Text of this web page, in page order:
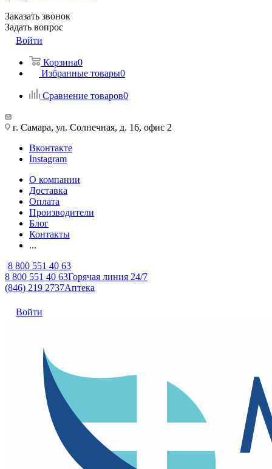
Заказать звонок
Задать вопрос
Войти
Корзина0
Избранные товары0
Сравнение товаров0
г. Самара, ул. Солнечная, д. 16, офис 2
Вконтакте
Instagram
О компании
Доставка
Оплата
Производители
Блог
Контакты
...
8 800 551 40 63
8 800 551 40 63Горячая линия 24/7
(846) 219 2737Аптека
Войти